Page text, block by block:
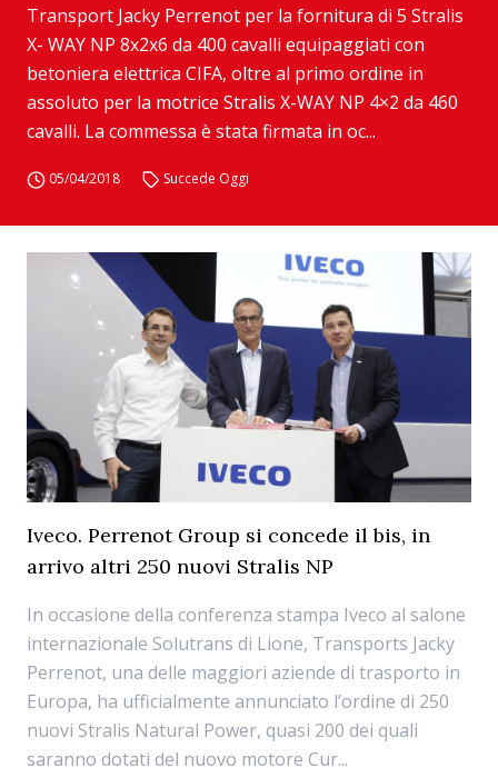
Transport Jacky Perrenot per la fornitura di 5 Stralis
X- WAY NP 8x2x6 da 400 cavalli equipaggiati con
betoniera elettrica CIFA, oltre al primo ordine in
assoluto per la motrice Stralis X-WAY NP 4×2 da 460
cavalli. La commessa è stata firmata in oc...
05/04/2018 Succede Oggi
Iveco. Perrenot Group si concede il bis, in
arrivo altri 250 nuovi Stralis NP
In occasione della conferenza stampa Iveco al salone
internazionale Solutrans di Lione, Transports Jacky
Perrenot, una delle maggiori aziende di trasporto in
Europa, ha ufficialmente annunciato l’ordine di 250
nuovi Stralis Natural Power, quasi 200 dei quali
saranno dotati del nuovo motore Cur...